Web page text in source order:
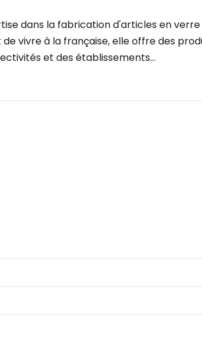
dans la fabrication d'articles en verre
vivre à la française, elle offre des
et des établissements...